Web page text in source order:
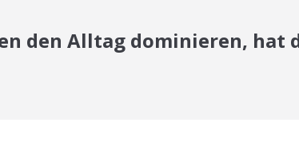
den Alltag dominieren, hat